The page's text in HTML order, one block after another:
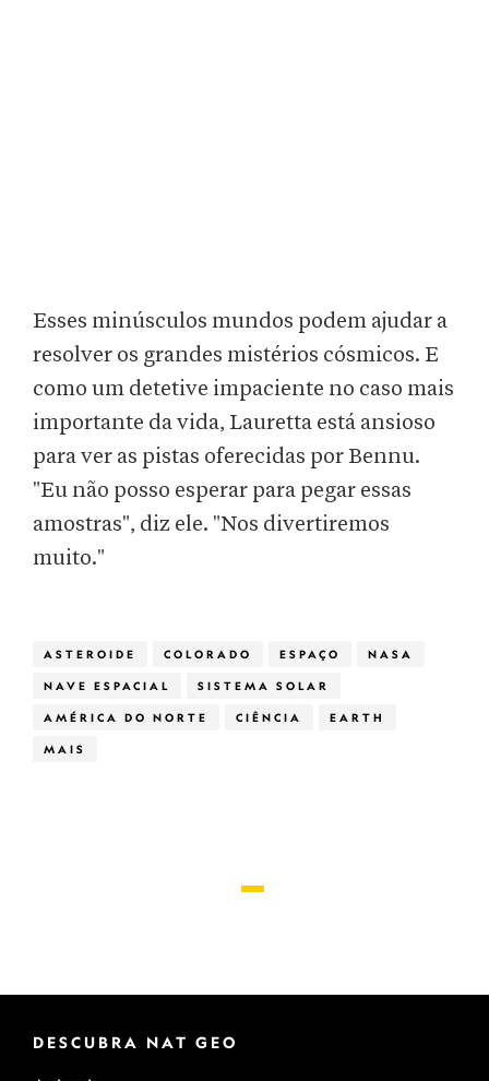
Esses minúsculos mundos podem ajudar a
resolver os grandes mistérios cósmicos. E
como um detetive impaciente no caso mais
importante da vida, Lauretta está ansioso
para ver as pistas oferecidas por Bennu.
"Eu não posso esperar para pegar essas
amostras", diz ele. "Nos divertiremos
muito."
ASTEROIDE COLORADO ESPAÇO NASA
NAVE ESPACIAL SISTEMA SOLAR
AMÉRICA DO NORTE CIÊNCIA EARTH
MAIS
DESCUBRA NAT GEO